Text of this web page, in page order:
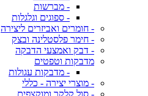
- מברשות
- ספוגים וגלגלות
- חומרים ואביזרים ליצירה
- חימר פלסטלינה ובצק
- דבק ואמצעי הדבקה
מדבקות וטפטים
- מדבקות עגולות
- מוצרי יצירה - כללי
- סול קלקר ומוקצפים